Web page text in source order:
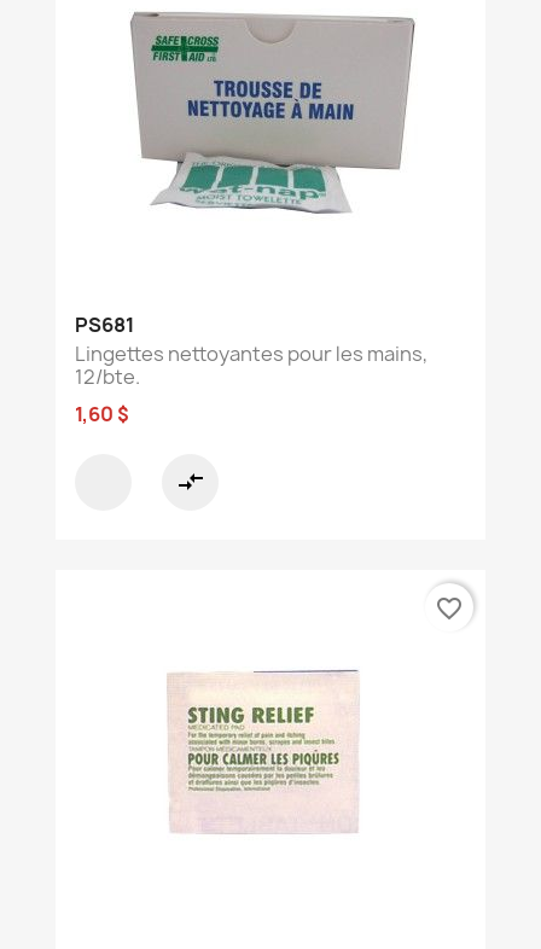
PS681
Lingettes nettoyantes pour les mains,
12/bte.
1,60 $
compare_arrows
favorite_border